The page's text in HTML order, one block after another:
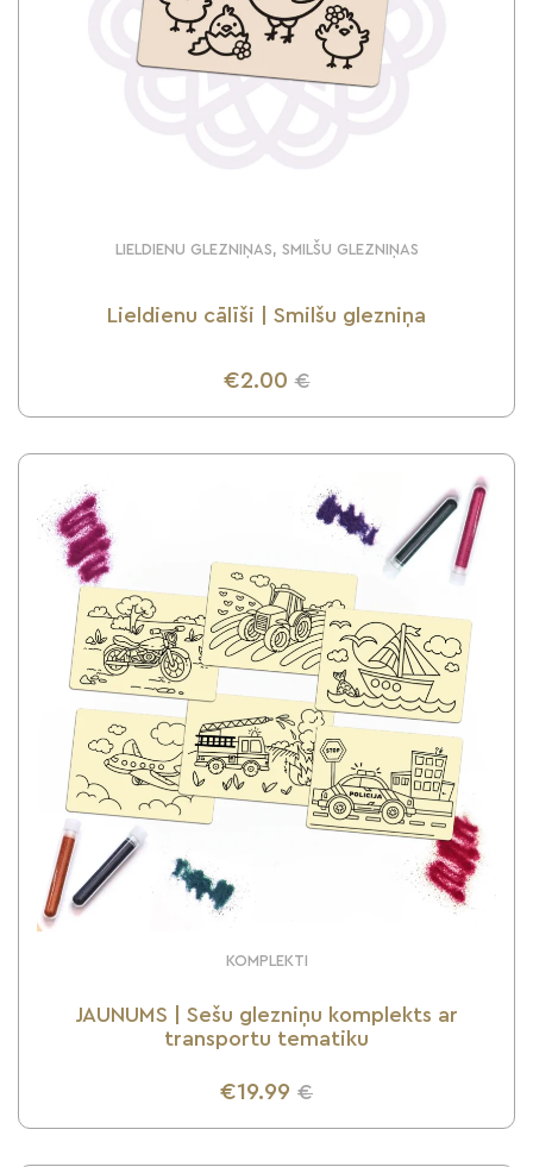
LIELDIENU GLEZNIŅAS, SMILŠU GLEZNIŅAS
Lieldienu cālīši | Smilšu glezniņa
€2.00 €
UZZINI VAIRĀK
KOMPLEKTI
JAUNUMS | Sešu glezniņu komplekts ar
transportu tematiku
€19.99 €
UZZINI VAIRĀK